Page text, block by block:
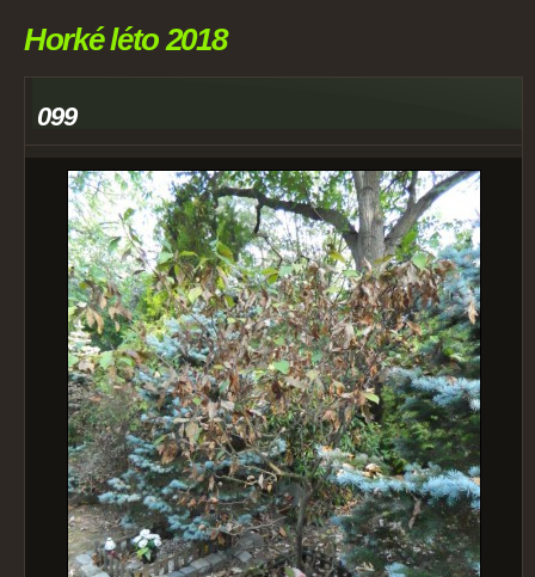
Horké léto 2018
099